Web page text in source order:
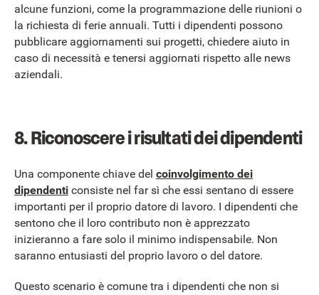
alcune funzioni, come la programmazione delle riunioni o
la richiesta di ferie annuali. Tutti i dipendenti possono
pubblicare aggiornamenti sui progetti, chiedere aiuto in
caso di necessità e tenersi aggiornati rispetto alle news
aziendali.
8. Riconoscere i risultati dei dipendenti
Una componente chiave del coinvolgimento dei
dipendenti consiste nel far sì che essi sentano di essere
importanti per il proprio datore di lavoro. I dipendenti che
sentono che il loro contributo non è apprezzato
inizieranno a fare solo il minimo indispensabile. Non
saranno entusiasti del proprio lavoro o del datore.
Questo scenario è comune tra i dipendenti che non si